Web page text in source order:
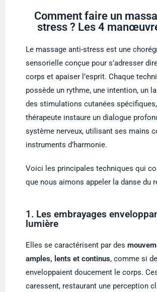
Comment faire un
stress ? Les 4
Le massage anti-stress est une
sensorielle conçue pour s’adresser
corps et apaiser l’esprit. Chaque
possède un rythme, une intention, un
des stimulations cutanées
thérapeute instaure un dialogue
système nerveux, utilisant ses mains
instruments d’harmonie.
Voici les principales techniques qui
que nous aimons appeler la danse du
1. Les embrayages
lumière
Elles se caractérisent par des
amples, lents et continus, comme si
enveloppaient doucement le corps.
caressent, restaurant une perception